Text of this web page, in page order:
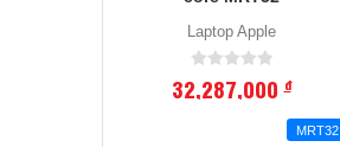
Laptop Apple
32,287,000đ
MRT32